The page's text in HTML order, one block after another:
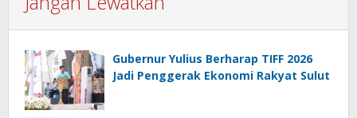
Gubernur Yulius Berharap TIFF 2026
Jadi Penggerak Ekonomi Rakyat Sulut